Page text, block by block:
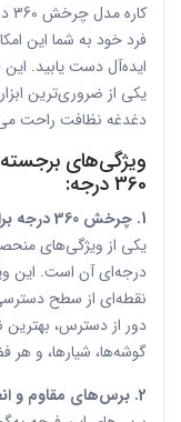
فرد خود به شما این
ایده‌آل دست یابید. این
یکی از ضروری‌ترین
دغدغه نظافت راحت
360 درجه:
1. چرخش 360 درجه برای تمیزی همه‌جانبه:
درجه‌ای آن است. این
نقطه‌ای از سطح
دور از دسترس، بهترین
گوشه‌ها، شیارها، و
2. برس‌های مقاوم و انعطاف‌پذیر: